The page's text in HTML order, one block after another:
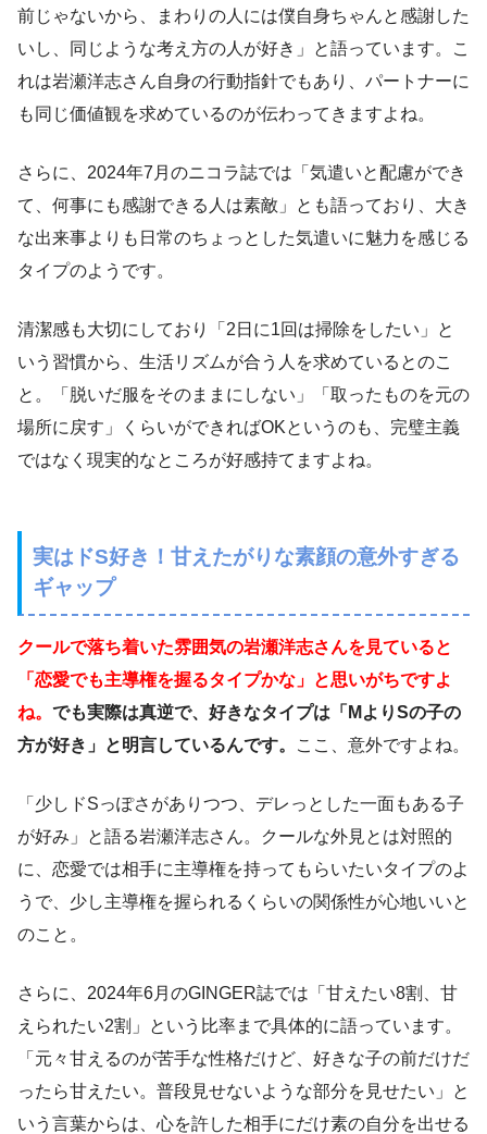
前じゃないから、まわりの人には僕自身ちゃんと感謝した
いし、同じような考え方の人が好き」と語っています。こ
れは岩瀬洋志さん自身の行動指針でもあり、パートナーに
も同じ価値観を求めているのが伝わってきますよね。
さらに、2024年7月のニコラ誌では「気遣いと配慮ができ
て、何事にも感謝できる人は素敵」とも語っており、大き
な出来事よりも日常のちょっとした気遣いに魅力を感じる
タイプのようです。
清潔感も大切にしており「2日に1回は掃除をしたい」と
いう習慣から、生活リズムが合う人を求めているとのこ
と。「脱いだ服をそのままにしない」「取ったものを元の
場所に戻す」くらいができればOKというのも、完璧主義
ではなく現実的なところが好感持てますよね。
実はドS好き！甘えたがりな素顔の意外すぎる
ギャップ
クールで落ち着いた雰囲気の岩瀬洋志さんを見ていると
「恋愛でも主導権を握るタイプかな」と思いがちですよ
ね。 でも実際は真逆で、好きなタイプは「MよりSの子の
方が好き」と明言しているんです。
ここ、意外ですよね。
「少しドSっぽさがありつつ、デレっとした一面もある子
が好み」と語る岩瀬洋志さん。クールな外見とは対照的
に、恋愛では相手に主導権を持ってもらいたいタイプのよ
うで、少し主導権を握られるくらいの関係性が心地いいと
のこと。
さらに、2024年6月のGINGER誌では「甘えたい8割、甘
えられたい2割」という比率まで具体的に語っています。
「元々甘えるのが苦手な性格だけど、好きな子の前だけだ
ったら甘えたい。普段見せないような部分を見せたい」と
いう言葉からは、心を許した相手にだけ素の自分を出せる